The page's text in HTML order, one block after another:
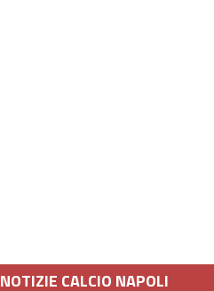
NOTIZIE CALCIO NAPOLI